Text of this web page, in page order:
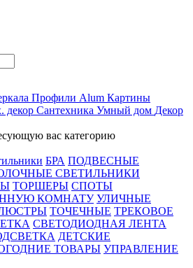
Профили Alum Картины
декор Сантехника Умный дом Декор
вас категорию
БРА ПОДВЕСНЫЕ
СВЕТИЛЬНИКИ
ТОРШЕРЫ СПОТЫ
КОМНАТУ УЛИЧНЫЕ
ТОЧЕЧНЫЕ ТРЕКОВОЕ
СВЕТОДИОДНАЯ ЛЕНТА
ДЕТСКИЕ
ТОВАРЫ УПРАВЛЕНИЕ